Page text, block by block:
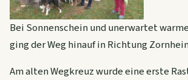
Bei Sonnenschein und unerwartet
ging der Weg hinauf in Richtung
Am alten Wegkreuz wurde eine erste